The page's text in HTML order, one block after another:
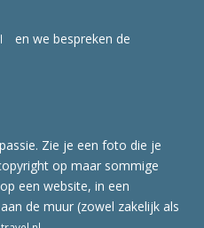
en we bespreken de
Zie je een foto die je
op maar sommige
een website, in een
de muur (zowel zakelijk als